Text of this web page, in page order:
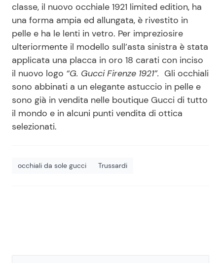
classe, il nuovo occhiale 1921 limited edition, ha
una forma ampia ed allungata, è rivestito in
pelle e ha le lenti in vetro. Per impreziosire
ulteriormente il modello sull’asta sinistra è stata
applicata una placca in oro 18 carati con inciso
il nuovo logo “G. Gucci Firenze 1921”. Gli occhiali
sono abbinati a un elegante astuccio in pelle e
sono già in vendita nelle boutique Gucci di tutto
il mondo e in alcuni punti vendita di ottica
selezionati.
occhiali da sole gucci Trussardi